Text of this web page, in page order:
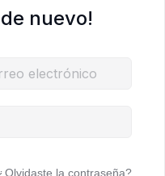
nuevo!
la contraseña?